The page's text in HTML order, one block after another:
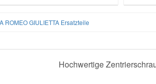
ROMEO GIULIETTA Ersatzteile
Hochwertige